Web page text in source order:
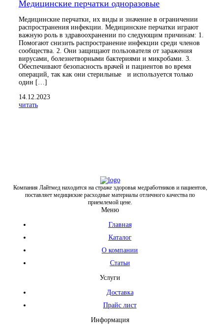
Медицинские перчатки одноразовые
Медицинские перчатки, их виды и значение в ограничении
распространения инфекции. Медицинские перчатки играют
важную роль в здравоохранении по следующим причинам: 1.
Помогают снизить распространение инфекции среди членов
сообщества. 2. Они защищают пользователя от заражения
вирусами, болезнетворными бактериями и микробами. 3.
Обеспечивают безопасность врачей и пациентов во время
операций, так как они стерильные и используется только
один […]
14.12.2023
читать
Компания Лайтмед находится на страже здоровья медработников и пациентов,
поставляет медициские расходные материалы отличного качества по
приемлемой цене.
Меню
Главная
Каталог
О компании
Статьи
Услуги
Доставка
Прайс лист
Информация